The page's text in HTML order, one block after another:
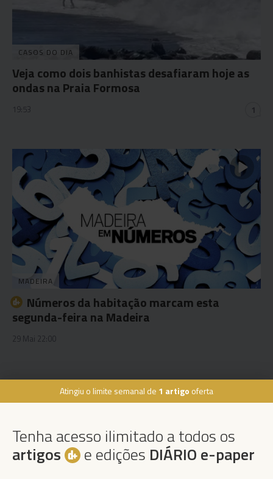
Atingiu o limite semanal de 1 artigo oferta
Tenha acesso ilimitado a todos os
artigos e edições DIÁRIO e-paper
CASOS DO DIA
Veja como dois banhistas desafiaram hoje as
ondas na Praia Formosa
19:53 1
MADEIRA
Números da habitação marcam esta
segunda-feira na Madeira
29 Mai 22:00
291 202 300
Instale a nossa App